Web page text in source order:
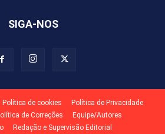
SIGA-NOS
Política de cookies
Política de Privacidade
de Correções
Equipe/Autores
Redação e Supervisão Editorial